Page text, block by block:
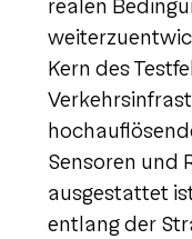
realen
Kern des
Sensoren und
ausgestattet
entlang der